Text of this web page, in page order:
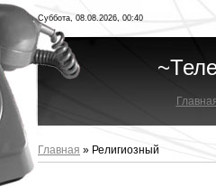
Суббота, 08.08.2026, 00:40
Главная » Религиозный